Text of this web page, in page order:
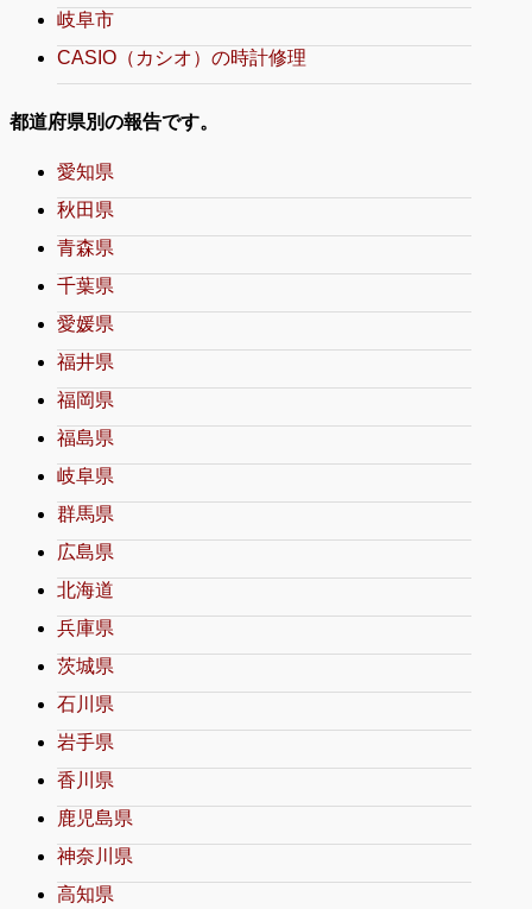
岐阜市
CASIO（カシオ）の時計修理
都道府県別の報告です。
愛知県
秋田県
青森県
千葉県
愛媛県
福井県
福岡県
福島県
岐阜県
群馬県
広島県
北海道
兵庫県
茨城県
石川県
岩手県
香川県
鹿児島県
神奈川県
高知県